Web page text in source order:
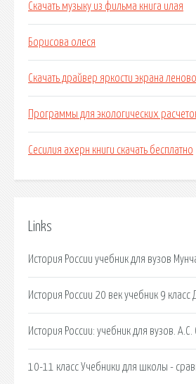
Скачать музыку из фильма книга илая
Борисова олеся
Скачать драйвер яркости экрана леново
Программы для экологических
Сесилия ахерн книги скачать бесплатно
Links
История России учебник для вузов
История России 20 век учебник 9 класс
История России: учебник для вузов. А.С.
10-11 класс Учебники для школы -